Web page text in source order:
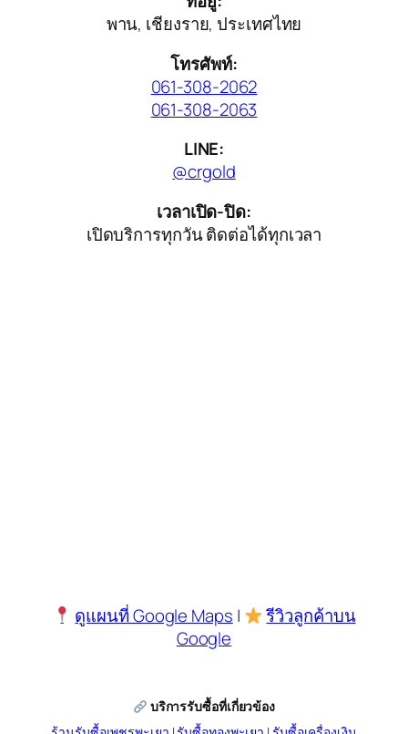
พาน, เชียงราย, ประเทศไทย
โทรศัพท์:
061-308-2062
061-308-2063
LINE:
@crgold
เวลาเปิด-ปิด:
เปิดบริการทุกวัน ติดต่อได้ทุกเวลา
ดูแผนที่ Google Maps |
รีวิวลูกค้าบน
Google
บริการรับซื้อที่เกี่ยวข้อง